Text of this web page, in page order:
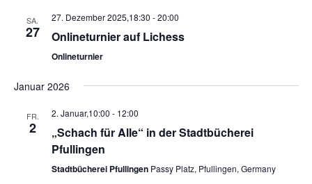
SA.
27
27. Dezember 2025,18:30 -20:00
Onlineturnier auf Lichess
Onlineturnier
Januar 2026
FR.
2
2. Januar,10:00 - 12:00
„Schach für Alle“ in der Stadtbücherei
Pfullingen
Stadtbücherei Pfullingen Passy Platz, Pfullingen, Germany